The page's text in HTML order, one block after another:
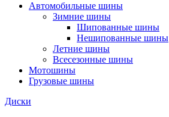
Автомобильные шины
Зимние шины
Шипованные шины
Нешипованные шины
Летние шины
Всесезонные шины
Мотошины
Грузовые шины
Диски